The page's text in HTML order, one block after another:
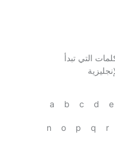
التي تبدأ
a b c d e
n o p q r